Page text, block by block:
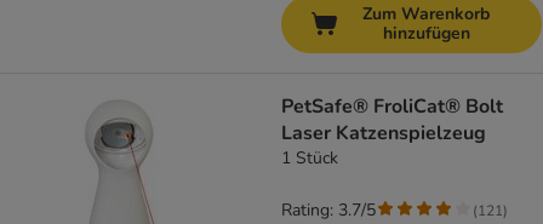
Zum Warenkorb
hinzufügen
PetSafe® FroliCat® Bolt
Laser Katzenspielzeug
1 Stück
Rating: 3.7/5 (121)